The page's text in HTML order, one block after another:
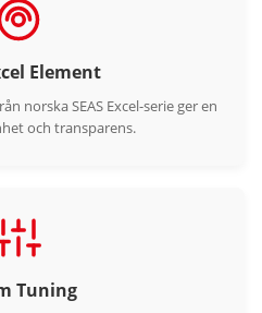
Element
norska SEAS Excel-serie ger en
och transparens.
Tuning